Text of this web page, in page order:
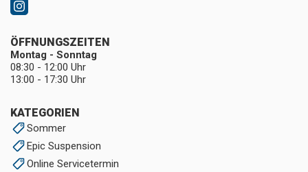
KATEGORIEN
Sommer
Epic Suspension
Online Servicetermin
ÖFFNUNGSZEITEN
Montag - Sonntag
08:30 - 12:00 Uhr
13:00 - 17:30 Uhr